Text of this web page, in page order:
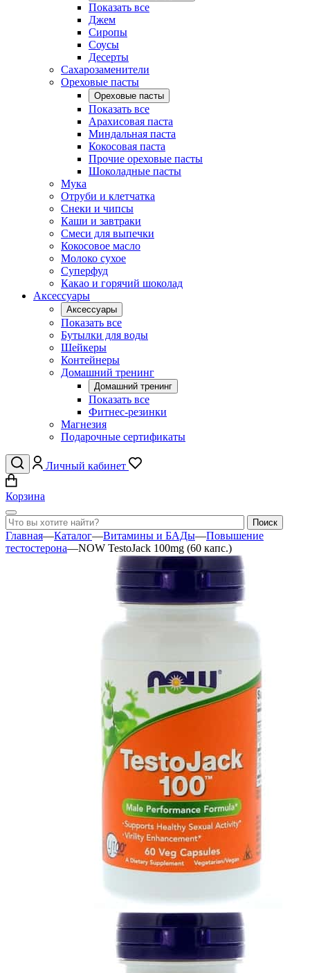
Показать все
Джем
Сиропы
Соусы
Десерты
Сахарозаменители
Ореховые пасты
Ореховые пасты
Показать все
Арахисовая паста
Миндальная паста
Кокосовая паста
Прочие ореховые пасты
Шоколадные пасты
Мука
Отруби и клетчатка
Снеки и чипсы
Каши и завтраки
Смеси для выпечки
Кокосовое масло
Молоко сухое
Суперфуд
Какао и горячий шоколад
Аксессуары
Аксессуары
Показать все
Бутылки для воды
Шейкеры
Контейнеры
Домашний тренинг
Домашний тренинг
Показать все
Фитнес-резинки
Магнезия
Подарочные сертификаты
Личный кабинет
Корзина
Главная—Каталог—Витамины и БАДы—Повышение
тестостерона—NOW TestoJack 100mg (60 капс.)